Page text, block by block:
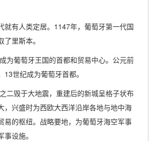
就有人类定居。1147年，葡萄牙第一代国
里斯本。
为葡萄牙王国的首都和贸易中心。公元前
13世纪成为葡萄牙首都。
二毁于大地震，重建后的新城呈格子状布
，兴盛时为西欧大西洋沿岸各地与地中海
易的枢纽。战略要地，为葡萄牙海空军事
设施。